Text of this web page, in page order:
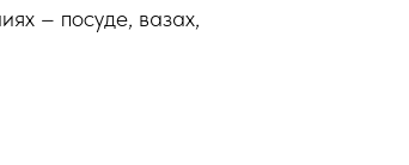
– посуде, вазах,